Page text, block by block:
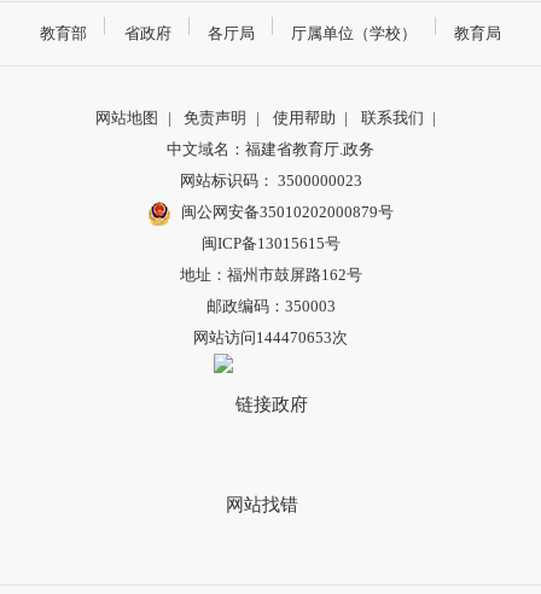
教育部 省政府 各厅局 厅属单位（学校） 教育局
网站地图 | 免责声明 | 使用帮助 | 联系我们 |
中文域名：福建省教育厅.政务
网站标识码： 3500000023
闽公网安备35010202000879号
闽ICP备13015615号
地址：福州市鼓屏路162号
邮政编码：350003
网站访问144470653次